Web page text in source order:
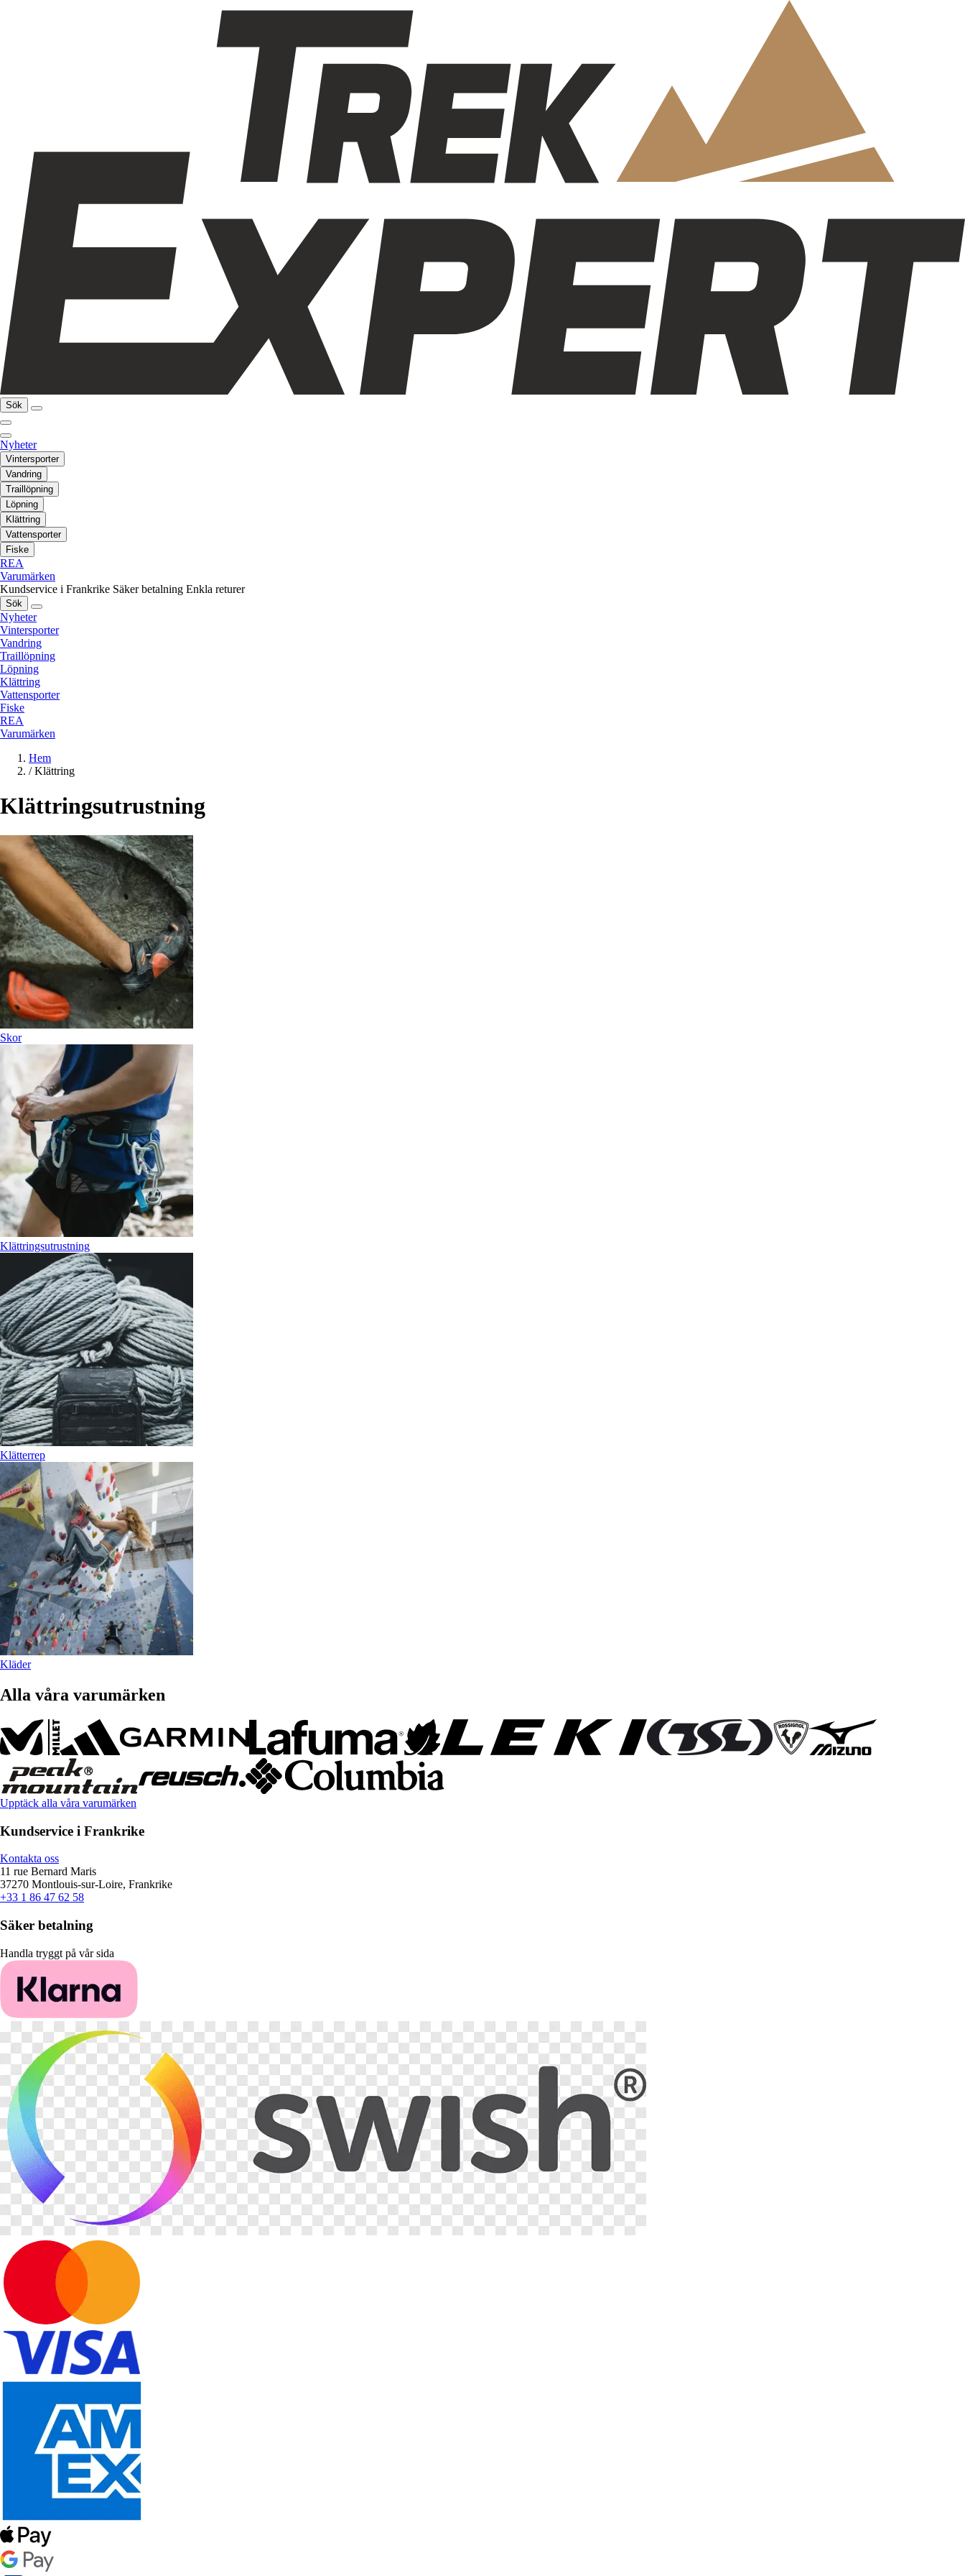
Sök
Nyheter
Vintersporter
Vandring
Traillöpning
Löpning
Klättring
Vattensporter
Fiske
REA
Varumärken
Kundservice i Frankrike Säker betalning Enkla returer
Sök
Nyheter
Vintersporter
Vandring
Traillöpning
Löpning
Klättring
Vattensporter
Fiske
REA
Varumärken
Hem
/ Klättring
Klättringsutrustning
Skor
Klättringsutrustning
Klätterrep
Kläder
Alla våra varumärken
Upptäck alla våra varumärken
Kundservice i Frankrike
Kontakta oss
11 rue Bernard Maris
37270 Montlouis-sur-Loire, Frankrike
+33 1 86 47 62 58
Säker betalning
Handla tryggt på vår sida